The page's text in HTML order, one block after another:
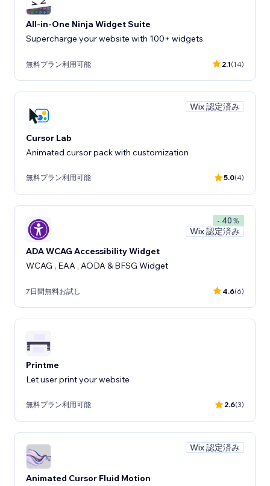
All-in-One Ninja Widget Suite
Supercharge your website with 100+ widgets
無料プラン利用可能 2.1(14)
Wix 認定済み
Cursor Lab
Animated cursor pack with customization
無料プラン利用可能 5.0(4)
- 40％
Wix 認定済み
ADA WCAG Accessibility Widget
WCAG , EAA , AODA & BFSG Widget
7日間無料お試し 4.6(6)
Printme
Let user print your website
無料プラン利用可能 2.6(3)
Wix 認定済み
Animated Cursor Fluid Motion